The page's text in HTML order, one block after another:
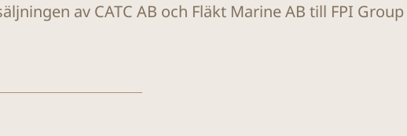
av CATC AB och Fläkt Marine AB till FPI Group